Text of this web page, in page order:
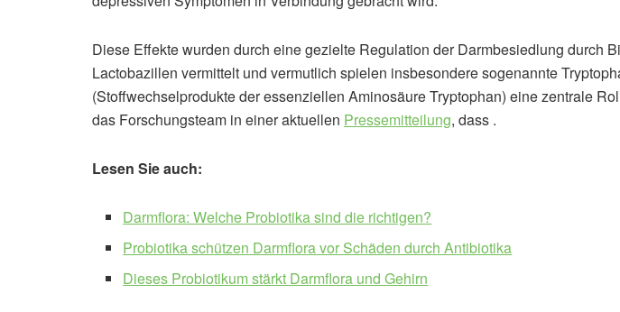
Diese Effekte wurden durch eine gezielte Regulation der Darmbesiedlung durch
Lactobazillen vermittelt und vermutlich spielen insbesondere sogenannte
(Stoffwechselprodukte der essenziellen Aminosäure Tryptophan) eine zentrale
das Forschungsteam in einer aktuellen Pressemitteilung, dass .
Lesen Sie auch:
Darmflora: Welche Probiotika sind die richtigen?
Probiotika schützen Darmflora vor Schäden durch Antibiotika
Dieses Probiotikum stärkt Darmflora und Gehirn